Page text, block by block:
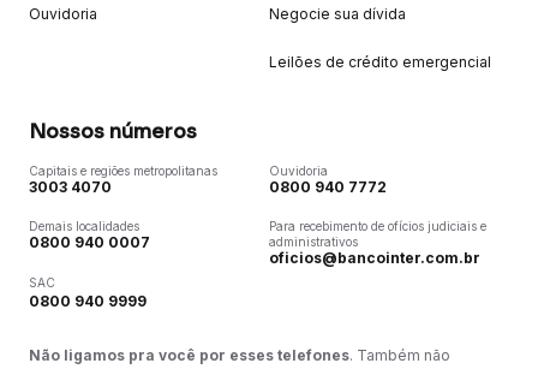
Ouvidoria Negocie sua dívida
Leilões de crédito emergencial
Nossos números
Capitais e regiões metropolitanas
3003 4070
Demais localidades
0800 940 0007
SAC
0800 940 9999
Ouvidoria
0800 940 7772
Para recebimento de ofícios judiciais e
administrativos
oficios@bancointer.com.br
Não ligamos pra você por esses telefones. Também não